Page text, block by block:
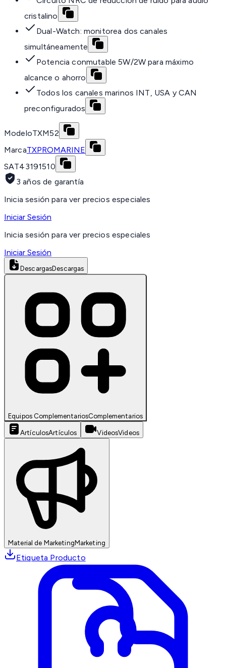
cristalino
Dual-Watch: monitorea dos canales
simultáneamente
Potencia conmutable 5W/2W para máximo
alcance o ahorro
Todos los canales marinos INT, USA y CAN
preconfigurados
ModeloTXM52
MarcaTXPROMARINE
SAT43191510
3 años de garantía
Inicia sesión para ver precios especiales
Iniciar Sesión
Inicia sesión para ver precios especiales
Iniciar Sesión
DescargasDescargas
Equipos ComplementariosComplementarios
ArtículosArtículos VideosVideos
Material de MarketingMarketing
Etiqueta Producto